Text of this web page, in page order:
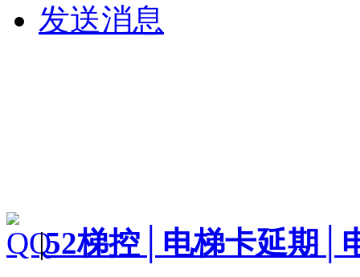
发送消息
|52梯控│电梯卡延期│